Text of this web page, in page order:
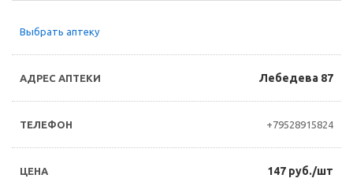
Выбрать аптеку
Лебедева 87
+79528915824
147 руб./шт